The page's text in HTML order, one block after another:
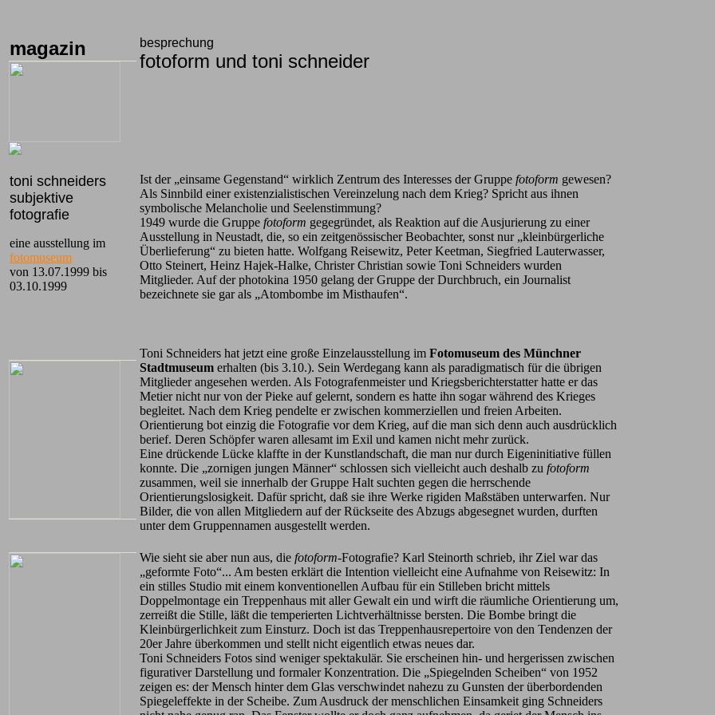
magazin
besprechung
fotoform und toni schneider
toni schneiders
subjektive
fotografie
eine ausstellung im
fotomuseum
von 13.07.1999 bis
03.10.1999
Ist der „einsame Gegenstand“ wirklich Zentrum des Interesses der Gruppe fotoform gewesen?
Als Sinnbild einer existenzialistischen Vereinzelung nach dem Krieg? Spricht aus ihnen
symbolische Melancholie und Seelenstimmung?
1949 wurde die Gruppe fotoform gegegründet, als Reaktion auf die Ausjurierung zu einer
Ausstellung in Neustadt, die, so ein zeitgenössischer Beobachter, sonst nur „kleinbürgerliche
Überlieferung“ zu bieten hatte. Wolfgang Reisewitz, Peter Keetman, Siegfried Lauterwasser,
Otto Steinert, Heinz Hajek-Halke, Christer Christian sowie Toni Schneiders wurden
Mitglieder. Auf der photokina 1950 gelang der Gruppe der Durchbruch, ein Journalist
bezeichnete sie gar als „Atombombe im Misthaufen“.
Toni Schneiders hat jetzt eine große Einzelausstellung im Fotomuseum des Münchner
Stadtmuseum erhalten (bis 3.10.). Sein Werdegang kann als paradigmatisch für die übrigen
Mitglieder angesehen werden. Als Fotografenmeister und Kriegsberichterstatter hatte er das
Metier nicht nur von der Pieke auf gelernt, sondern es hatte ihn sogar während des Krieges
begleitet. Nach dem Krieg pendelte er zwischen kommerziellen und freien Arbeiten.
Orientierung bot einzig die Fotografie vor dem Krieg, auf die man sich denn auch ausdrücklich
berief. Deren Schöpfer waren allesamt im Exil und kamen nicht mehr zurück.
Eine drückende Lücke klaffte in der Kunstlandschaft, die man nur durch Eigeninitiative füllen
konnte. Die „zornigen jungen Männer“ schlossen sich vielleicht auch deshalb zu fotoform
zusammen, weil sie innerhalb der Gruppe Halt suchten gegen die herrschende
Orientierungslosigkeit. Dafür spricht, daß sie ihre Werke rigiden Maßstäben unterwarfen. Nur
Bilder, die von allen Mitgliedern auf der Rückseite des Abzugs abgesegnet wurden, durften
unter dem Gruppennamen ausgestellt werden.
Wie sieht sie aber nun aus, die fotoform-Fotografie? Karl Steinorth schrieb, ihr Ziel war das
„geformte Foto“... Am besten erklärt die Intention vielleicht eine Aufnahme von Reisewitz: In
ein stilles Studio mit einem konventionellen Aufbau für ein Stilleben bricht mittels
Doppelmontage ein Treppenhaus mit aller Gewalt ein und wirft die räumliche Orientierung um,
zerreißt die Stille, läßt die temperierten Lichtverhältnisse bersten. Die Bombe bringt die
Kleinbürgerlichkeit zum Einsturz. Doch ist das Treppenhausrepertoire von den Tendenzen der
20er Jahre überkommen und stellt nicht eigentlich etwas neues dar.
Toni Schneiders Fotos sind weniger spektakulär. Sie erscheinen hin- und hergerissen zwischen
figurativer Darstellung und formaler Konzentration. Die „Spiegelnden Scheiben“ von 1952
zeigen es: der Mensch hinter dem Glas verschwindet nahezu zu Gunsten der überbordenden
Spiegeleffekte in der Scheibe. Zum Ausdruck der menschlichen Einsamkeit ging Schneiders